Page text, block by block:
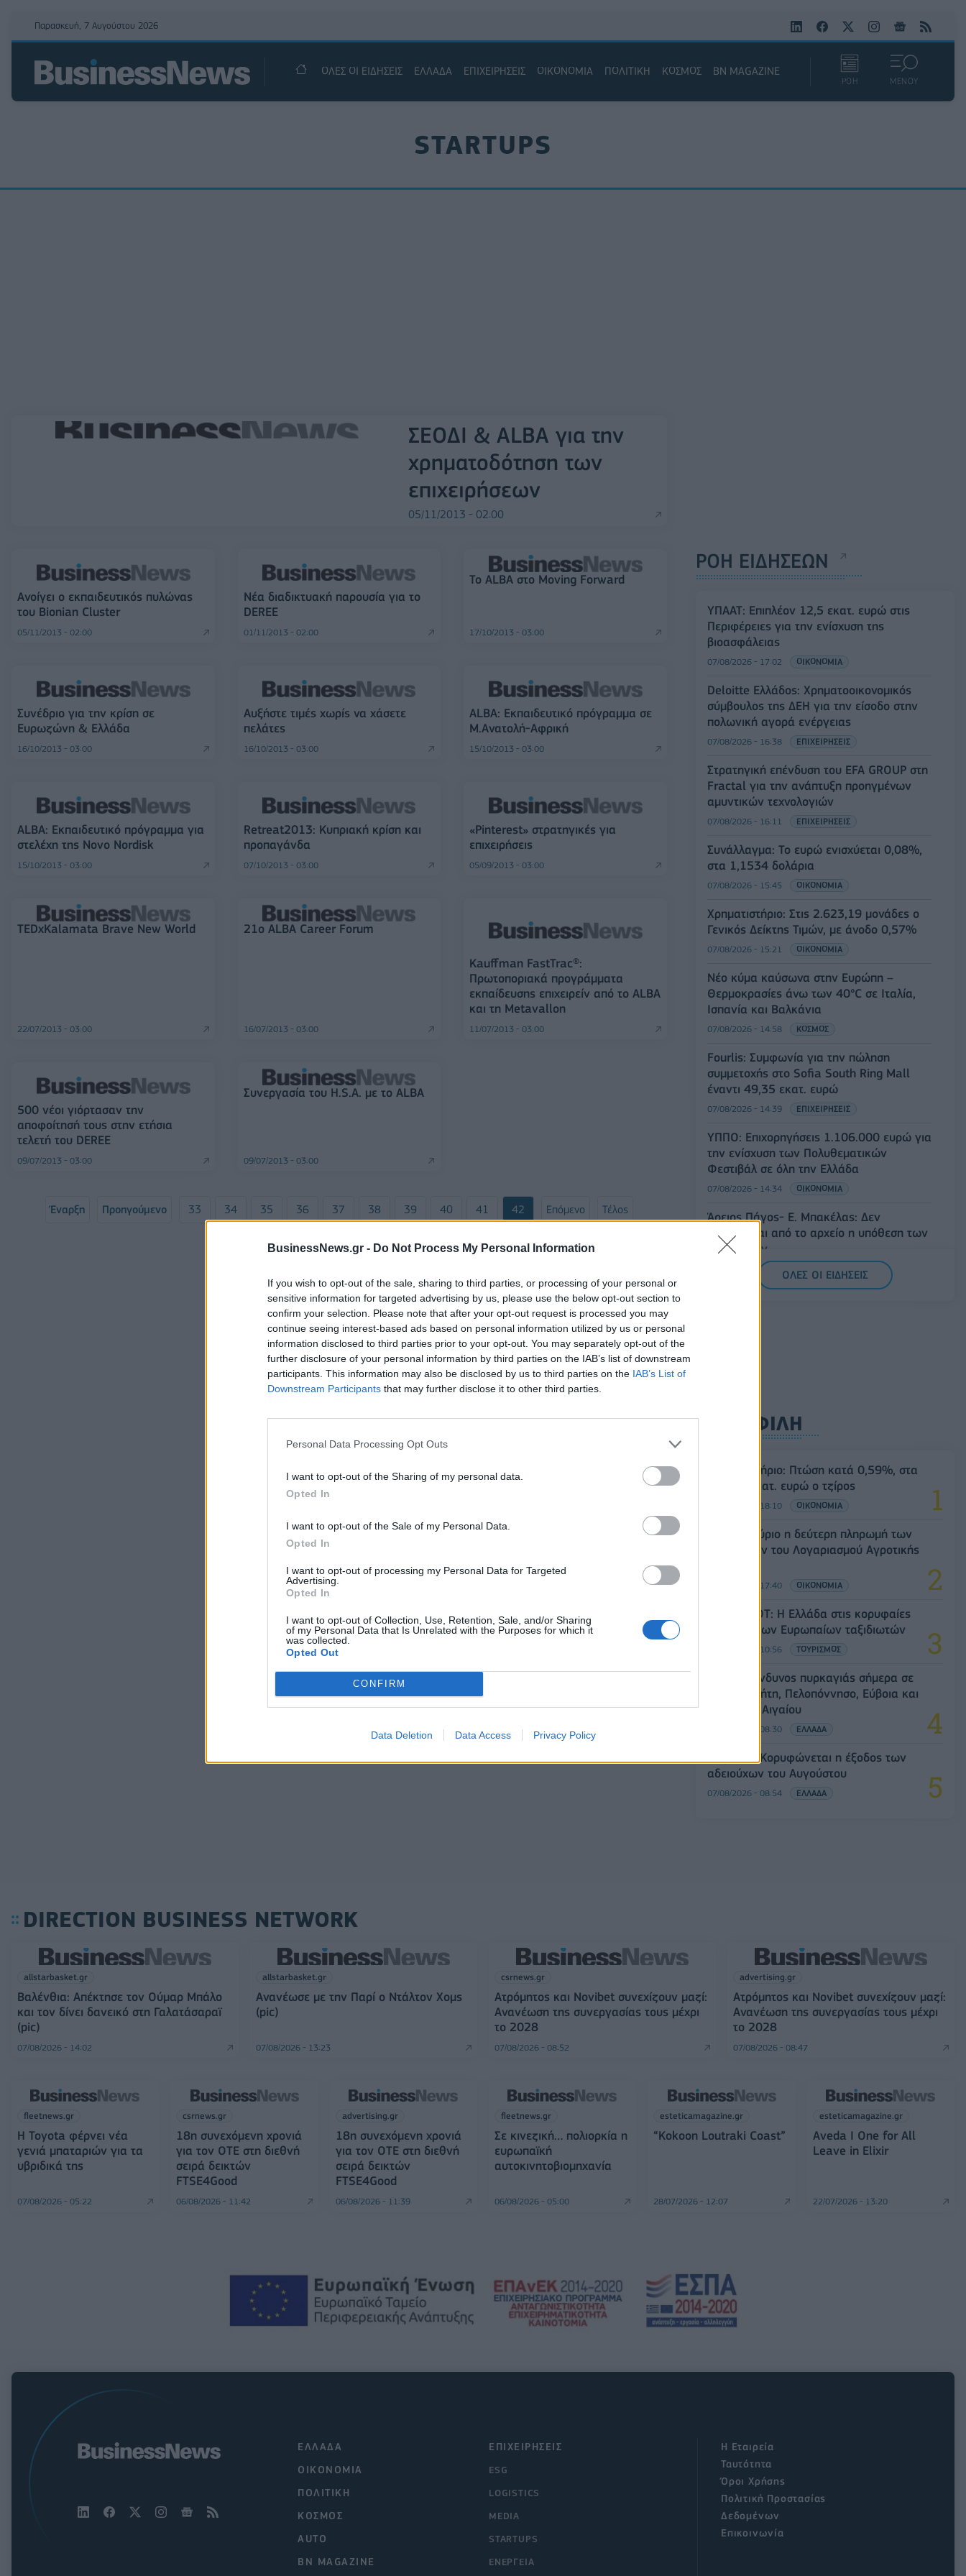
BusinessNews.gr - Do Not Process My Personal Information
If you wish to opt-out of the sale, sharing to third parties, or processing of your personal or
sensitive information for targeted advertising by us, please use the below opt-out section to
confirm your selection. Please note that after your opt-out request is processed you may
continue seeing interest-based ads based on personal information utilized by us or personal
information disclosed to third parties prior to your opt-out. You may separately opt-out of the
further disclosure of your personal information by third parties on the IAB’s list of downstream
participants. This information may also be disclosed by us to third parties on the IAB’s List of
Downstream Participants that may further disclose it to other third parties.
Personal Data Processing Opt Outs
I want to opt-out of the Sharing of my personal data.
Opted In
I want to opt-out of the Sale of my Personal Data.
Opted In
I want to opt-out of processing my Personal Data for Targeted
Advertising.
Opted In
I want to opt-out of Collection, Use, Retention, Sale, and/or Sharing
of my Personal Data that Is Unrelated with the Purposes for which it
was collected.
Opted Out
CONFIRM
Data Deletion Data Access Privacy Policy
Παρασκευή, 7 Αυγούστου 2026
ΟΛΕΣ ΟΙ ΕΙΔΗΣΕΙΣ ΕΛΛΑΔΑ ΕΠΙΧΕΙΡΗΣΕΙΣ ΟΙΚΟΝΟΜΙΑ ΠΟΛΙΤΙΚΗ ΚΟΣΜΟΣ BN MAGAZINE
ΡΟΗ ΜΕΝΟΥ
STARTUPS
ΣΕΟΔΙ & ALBA για την
χρηματοδότηση των
επιχειρήσεων
05/11/2013 - 02:00
Ανοίγει ο εκπαιδευτικός πυλώνας
του Bionian Cluster
05/11/2013 - 02:00
Νέα διαδικτυακή παρουσία για το
DEREE
01/11/2013 - 02:00
Το ALBA στο Mοving Forward
17/10/2013 - 03:00
Συνέδριο για την κρίση σε
Ευρωζώνη & Ελλάδα
16/10/2013 - 03:00
Αυξήστε τιμές χωρίς να χάσετε
πελάτες
16/10/2013 - 03:00
ALBA: Εκπαιδευτικό πρόγραμμα σε
Μ.Ανατολή-Αφρική
15/10/2013 - 03:00
ALBA: Εκπαιδευτικό πρόγραμμα για
στελέχη της Novo Nordisk
15/10/2013 - 03:00
Retreat2013: Κυπριακή κρίση και
προπαγάνδα
07/10/2013 - 03:00
«Pinterest» στρατηγικές για
επιχειρήσεις
05/09/2013 - 03:00
TEDxKalamata Brave New World
22/07/2013 - 03:00
21ο ALBA Career Forum
16/07/2013 - 03:00
Kauffman FastTrac®:
Πρωτοποριακά προγράμματα
εκπαίδευσης επιχειρείν από το ALBA
και τη Metavallon
11/07/2013 - 03:00
500 νέοι γιόρτασαν την
αποφοίτησή τους στην ετήσια
τελετή του DEREE
09/07/2013 - 03:00
Συνεργασία του H.S.A. με το ALBA
09/07/2013 - 03:00
Έναρξη Προηγούμενο 33 34 35 36 37 38 39 40 41 42 Επόμενο Τέλος
ΡΟΗ ΕΙΔΗΣΕΩΝ
ΥΠΑΑΤ: Επιπλέον 12,5 εκατ. ευρώ στις
Περιφέρειες για την ενίσχυση της
βιοασφάλειας
07/08/2026 - 17:02 ΟΙΚΟΝΟΜΙΑ
Deloitte Ελλάδος: Χρηματοοικονομικός
σύμβουλος της ΔΕΗ για την είσοδο στην
πολωνική αγορά ενέργειας
07/08/2026 - 16:38 ΕΠΙΧΕΙΡΗΣΕΙΣ
Στρατηγική επένδυση του EFA GROUP στη
Fractal για την ανάπτυξη προηγμένων
αμυντικών τεχνολογιών
07/08/2026 - 16:11 ΕΠΙΧΕΙΡΗΣΕΙΣ
Συνάλλαγμα: Το ευρώ ενισχύεται 0,08%,
στα 1,1534 δολάρια
07/08/2026 - 15:45 ΟΙΚΟΝΟΜΙΑ
Χρηματιστήριο: Στις 2.623,19 μονάδες ο
Γενικός Δείκτης Τιμών, με άνοδο 0,57%
07/08/2026 - 15:21 ΟΙΚΟΝΟΜΙΑ
Νέο κύμα καύσωνα στην Ευρώπη –
Θερμοκρασίες άνω των 40°C σε Ιταλία,
Ισπανία και Βαλκάνια
07/08/2026 - 14:58 ΚΟΣΜΟΣ
Fourlis: Συμφωνία για την πώληση
συμμετοχής στο Sofia South Ring Mall
έναντι 49,35 εκατ. ευρώ
07/08/2026 - 14:39 ΕΠΙΧΕΙΡΗΣΕΙΣ
ΥΠΠΟ: Επιχορηγήσεις 1.106.000 ευρώ για
την ενίσχυση των Πολυθεματικών
Φεστιβάλ σε όλη την Ελλάδα
07/08/2026 - 14:34 ΟΙΚΟΝΟΜΙΑ
Άρειος Πάγος- Ε. Μπακέλας: Δεν
ανασύρεται από το αρχείο η υπόθεση των
υποκλοπών
07/08/2026 - 14:11 ΕΛΛΑΔΑ
ΟΛΕΣ ΟΙ ΕΙΔΗΣΕΙΣ
ΔΗΜΟΦΙΛΗ
Χρηματιστήριο: Πτώση κατά 0,59%, στα
320,42 εκατ. ευρώ ο τζίρος
06/08/2026 - 18:10 ΟΙΚΟΝΟΜΙΑ
ΟΠΕΚΑ: Αύριο η δεύτερη πληρωμή των
δικαιούχων του Λογαριασμού Αγροτικής
06/08/2026 - 17:40 ΟΙΚΟΝΟΜΙΑ
Έρευνα ΕΟΤ: Η Ελλάδα στις κορυφαίες
επιλογές των Ευρωπαίων ταξιδιωτών
07/08/2026 - 10:56 ΤΟΥΡΙΣΜΟΣ
Υψηλός κίνδυνος πυρκαγιάς σήμερα σε
Αττική, Κρήτη, Πελοπόννησο, Εύβοια και
νησιά του Αιγαίου
07/08/2026 - 08:30 ΕΛΛΑΔΑ
Πειραιάς: Κορυφώνεται η έξοδος των
αδειούχων του Αυγούστου
07/08/2026 - 08:54 ΕΛΛΑΔΑ
DIRECTION BUSINESS NETWORK
allstarbasket.gr
Βαλένθια: Απέκτησε τον Ούμαρ Μπάλο
και τον δίνει δανεικό στη Γαλατάσαραϊ
(pic)
07/08/2026 - 14:02
allstarbasket.gr
Ανανέωσε με την Παρί ο Ντάλτον Χομς
(pic)
07/08/2026 - 13:23
csrnews.gr
Ατρόμητος και Novibet συνεχίζουν μαζί:
Ανανέωση της συνεργασίας τους μέχρι
το 2028
07/08/2026 - 08:52
advertising.gr
Ατρόμητος και Novibet συνεχίζουν μαζί:
Ανανέωση της συνεργασίας τους μέχρι
το 2028
07/08/2026 - 08:47
fleetnews.gr
Η Toyota φέρνει νέα
γενιά μπαταριών για τα
υβριδικά της
07/08/2026 - 05:22
csrnews.gr
18η συνεχόμενη χρονιά
για τον ΟΤΕ στη διεθνή
σειρά δεικτών
FTSE4Good
06/08/2026 - 11:42
advertising.gr
18η συνεχόμενη χρονιά
για τον ΟΤΕ στη διεθνή
σειρά δεικτών
FTSE4Good
06/08/2026 - 11:39
fleetnews.gr
Σε κινεζική… πολιορκία η
ευρωπαϊκή
αυτοκινητοβιομηχανία
06/08/2026 - 05:00
esteticamagazine.gr
“Kokoon Loutraki Coast”
28/07/2026 - 12:07
esteticamagazine.gr
Aveda I One for All
Leave in Elixir
22/07/2026 - 13:20
ΕΠΙΧΕΙΡΗΣΕΙΣ
ESG
LOGISTICS
MEDIA
STARTUPS
ΕΝΕΡΓΕΙΑ
ΕΛΛΑΔΑ
ΟΙΚΟΝΟΜΙΑ
ΠΟΛΙΤΙΚΗ
ΚΟΣΜΟΣ
AUTO
BN MAGAZINE
Η Εταιρεία
Ταυτότητα
Όροι Χρήσης
Πολιτική Προστασίας
Δεδομένων
Επικοινωνία